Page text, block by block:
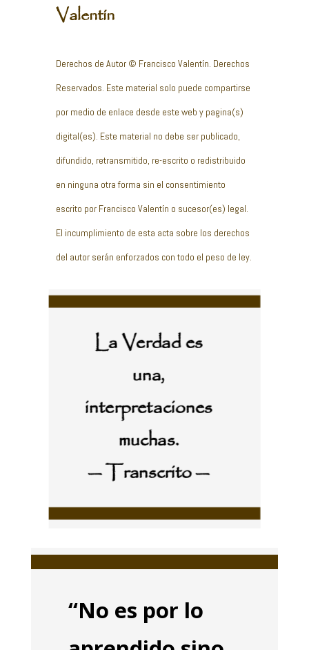
Valentín
Derechos de Autor © Francisco Valentín. Derechos
Reservados. Este material solo puede compartirse
por medio de enlace desde este web y pagina(s)
digital(es). Este material no debe ser publicado,
difundido, retransmitido, re-escrito o redistribuido
en ninguna otra forma sin el consentimiento
escrito por Francisco Valentín o sucesor(es) legal.
El incumplimiento de esta acta sobre los derechos
del autor serán enforzados con todo el peso de ley.
La Verdad es
una,
interpretaciones
muchas.
— Transcrito —
“No es por lo